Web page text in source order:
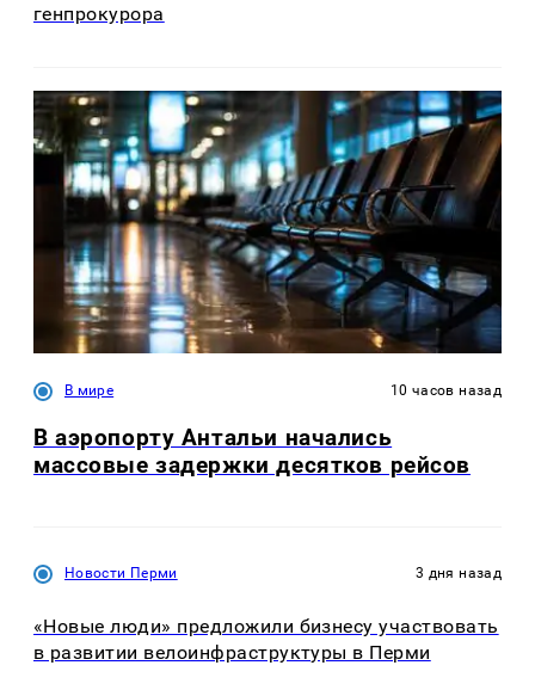
генпрокурора
В мире 10 часов назад
В аэропорту Антальи начались
массовые задержки десятков рейсов
Новости Перми 3 дня назад
«Новые люди» предложили бизнесу участвовать
в развитии велоинфраструктуры в Перми